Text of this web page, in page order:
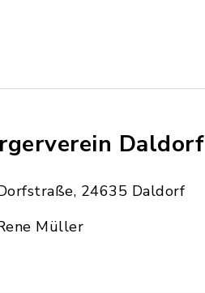
Daldorf
24635 Daldorf
Müller